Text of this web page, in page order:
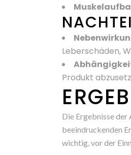
Leberschäden,
Produkt
Die Ergebnisse
beeindruckenden
wichtig, vor der